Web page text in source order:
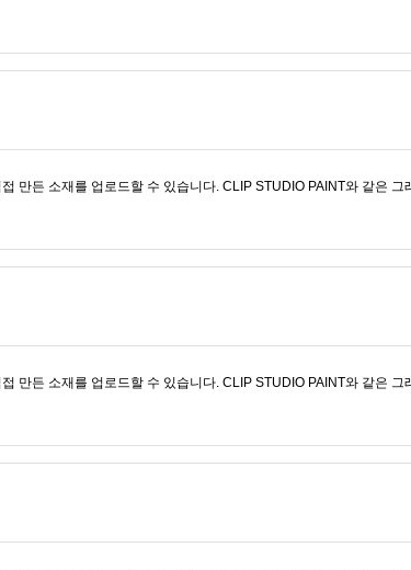
만든 소재를 업로드할 수 있습니다. CLIP STUDIO PAINT와 같은 그
만든 소재를 업로드할 수 있습니다. CLIP STUDIO PAINT와 같은 그